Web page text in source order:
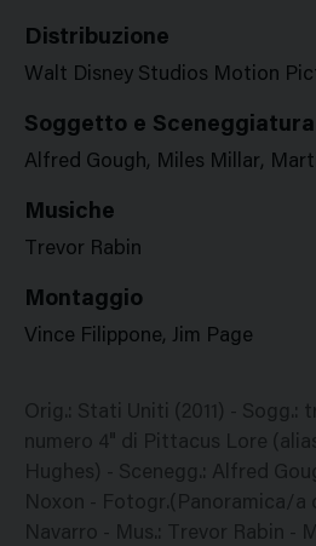
Distribuzione
Walt Disney Studios Motion
Soggetto e Sceneggiatura
Alfred Gough, Miles Millar,
Musiche
Trevor Rabin
Montaggio
Vince Filippone, Jim Page
Orig.: Stati Uniti (2011) - Sogg.:
numero 4" di Pittacus Lore
Hughes) - Scenegg.: Alfred
Noxon - Fotogr.(Panoramica/a
Navarro - Mus.: Trevor Rabin -